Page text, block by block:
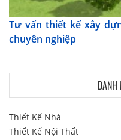
Tư vấn thiết kế xây
chuyên nghiệp
Thiết Kế Nhà
Thiết Kế Nội Thất